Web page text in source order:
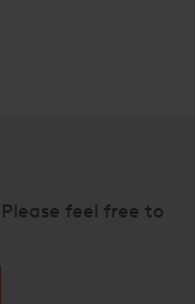
feel free to